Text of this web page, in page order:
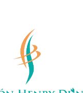
Henry
América Latina